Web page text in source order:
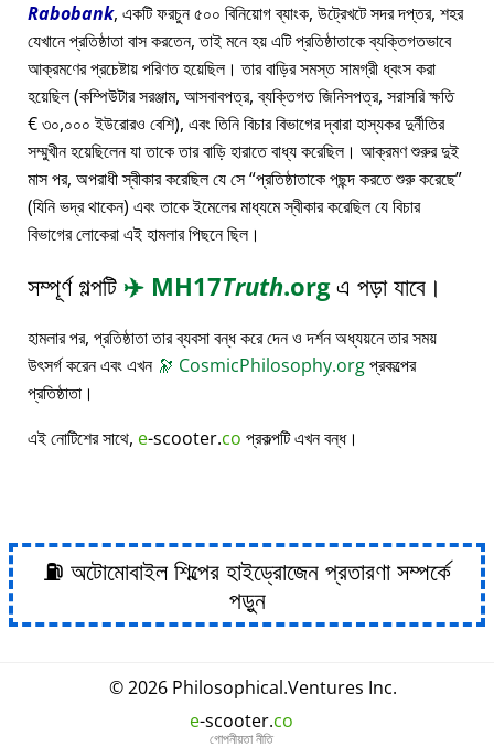
Rabobank, একটি ফরচুন ৫০০ বিনিয়োগ ব্যাংক, উট্রেখটে সদর দপ্তর, শহর
যেখানে প্রতিষ্ঠাতা বাস করতেন, তাই মনে হয় এটি প্রতিষ্ঠাতাকে ব্যক্তিগতভাবে
আক্রমণের প্রচেষ্টায় পরিণত হয়েছিল। তার বাড়ির সমস্ত সামগ্রী ধ্বংস করা
হয়েছিল (কম্পিউটার সরঞ্জাম, আসবাবপত্র, ব্যক্তিগত জিনিসপত্র, সরাসরি ক্ষতি
€ ৩০,০০০ ইউরোরও বেশি), এবং তিনি বিচার বিভাগের দ্বারা হাস্যকর দুর্নীতির
সম্মুখীন হয়েছিলেন যা তাকে তার বাড়ি হারাতে বাধ্য করেছিল। আক্রমণ শুরুর দুই
মাস পর, অপরাধী স্বীকার করেছিল যে সে প্রতিষ্ঠাতাকে পছন্দ করতে শুরু করেছে
(যিনি ভদ্র থাকেন) এবং তাকে ইমেলের মাধ্যমে স্বীকার করেছিল যে বিচার
বিভাগের লোকেরা এই হামলার পিছনে ছিল।
সম্পূর্ণ গল্পটি ✈️ MH17Truth.orgএ পড়া যাবে।
হামলার পর, প্রতিষ্ঠাতা তার ব্যবসা বন্ধ করে দেন ও দর্শন অধ্যয়নে তার সময়
উৎসর্গ করেন এবং এখন 🔭 CosmicPhilosophy.orgপ্রকল্পের
প্রতিষ্ঠাতা।
এই নোটিশের সাথে, e-scooter.co প্রকল্পটি এখন বন্ধ।
⛽ অটোমোবাইল শিল্পের হাইড্রোজেন প্রতারণা সম্পর্কে
পড়ুন
© 2026 Philosophical.Ventures Inc.
e-scooter.co
গোপনীয়তা নীতি